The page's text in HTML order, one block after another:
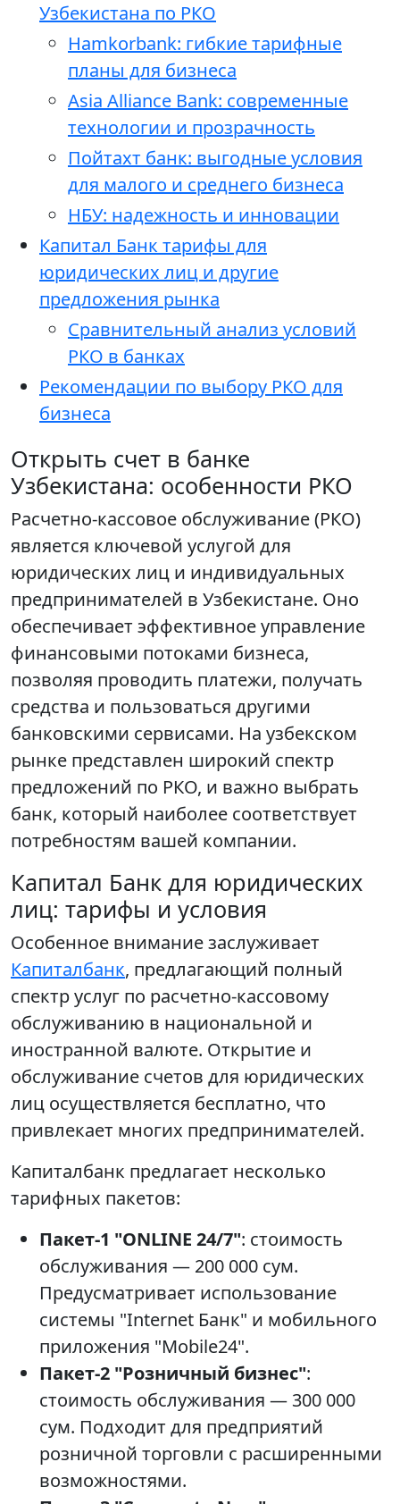
Узбекистана по РКО
Hamkorbank: гибкие тарифные
планы для бизнеса
Asia Alliance Bank: современные
технологии и прозрачность
Пойтахт банк: выгодные условия
для малого и среднего бизнеса
НБУ: надежность и инновации
Капитал Банк тарифы для
юридических лиц и другие
предложения рынка
Сравнительный анализ условий
РКО в банках
Рекомендации по выбору РКО для
бизнеса
Открыть счет в банке
Узбекистана: особенности РКО
Расчетно-кассовое обслуживание (РКО)
является ключевой услугой для
юридических лиц и индивидуальных
предпринимателей в Узбекистане. Оно
обеспечивает эффективное управление
финансовыми потоками бизнеса,
позволяя проводить платежи, получать
средства и пользоваться другими
банковскими сервисами. На узбекском
рынке представлен широкий спектр
предложений по РКО, и важно выбрать
банк, который наиболее соответствует
потребностям вашей компании.
Капитал Банк для юридических
лиц: тарифы и условия
Особенное внимание заслуживает
Капиталбанк, предлагающий полный
спектр услуг по расчетно-кассовому
обслуживанию в национальной и
иностранной валюте. Открытие и
обслуживание счетов для юридических
лиц осуществляется бесплатно, что
привлекает многих предпринимателей.
Капиталбанк предлагает несколько
тарифных пакетов:
Пакет-1 "ONLINE 24/7": стоимость
обслуживания — 200 000 сум.
Предусматривает использование
системы "Internet Банк" и мобильного
приложения "Mobile24".
Пакет-2 "Розничный бизнес":
стоимость обслуживания — 300 000
сум. Подходит для предприятий
розничной торговли с расширенными
возможностями.